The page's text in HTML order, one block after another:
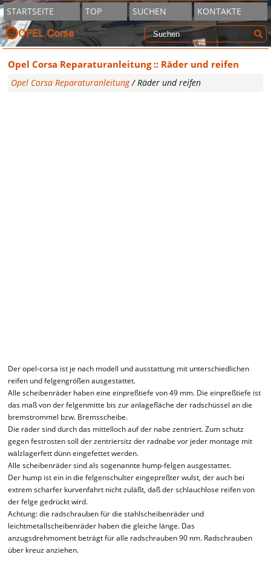
STARTSEITE TOP SUCHEN KONTAKTE
Opel Corsa Reparaturanleitung :: Räder und reifen
Opel Corsa Reparaturanleitung/ Räder und reifen
Der opel-corsa ist je nach modell und ausstattung mit unterschiedlichen
reifen und felgengrößen ausgestattet.
Alle scheibenräder haben eine einpreßtiefe von 49 mm. Die einpreßtiefe ist
das maß von der felgenmitte bis zur anlagefläche der radschüssel an die
bremstrommel bzw. Bremsscheibe.
Die räder sind durch das mittelloch auf der nabe zentriert. Zum schutz
gegen festrosten soll der zentriersitz der radnabe vor jeder montage mit
wälzlagerfett dünn eingefettet werden.
Alle scheibenräder sind als sogenannte hump-felgen ausgestattet.
Der hump ist ein in die felgenschulter eingepreßter wulst, der auch bei
extrem scharfer kurvenfahrt nicht zuläßt, daß der schlauchlose reifen von
der felge gedrückt wird.
Achtung: die radschrauben für die stahlscheibenräder und
leichtmetallscheibenräder haben die gleiche länge. Das
anzugsdrehmoment beträgt für alle radschrauben 90 nm. Radschrauben
über kreuz anziehen.